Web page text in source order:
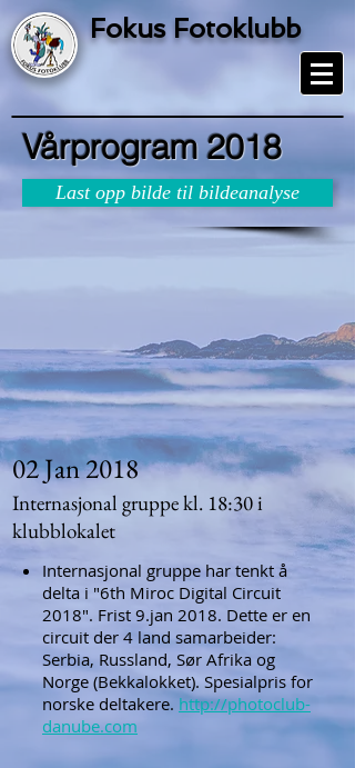
Fokus Fotoklubb
Vårprogram 2018
Last opp bilde til bildeanalyse
02 Jan 2018
Internasjonal gruppe kl. 18:30 i
klubblokalet
Internasjonal gruppe har tenkt å
delta i "6th Miroc Digital Circuit
2018". Frist 9.jan 2018. Dette er en
circuit der 4 land samarbeider:
Serbia, Russland, Sør Afrika og
Norge (Bekkalokket). Spesialpris for
norske deltakere. http://photoclub-
danube.com